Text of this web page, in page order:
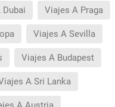
Viajes A Praga
Viajes A Sevilla
Viajes A Budapest
A Sri Lanka